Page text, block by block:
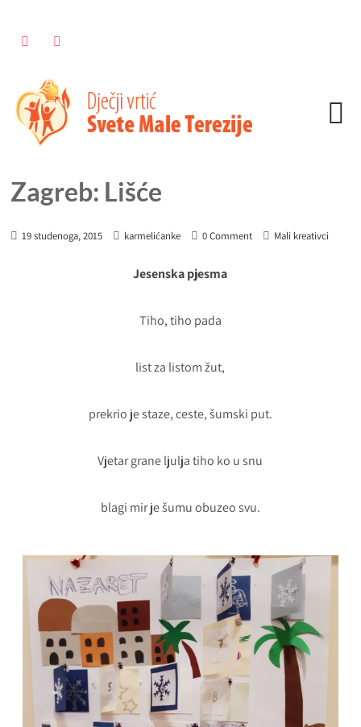
Zagreb: Lišće
19 studenoga, 2015 karmelićanke 0 Comment Mali kreativci
Jesenska pjesma
Tiho, tiho pada
list za listom žut,
prekrio je staze, ceste, šumski put.
Vjetar grane ljulja tiho ko u snu
blagi mir je šumu obuzeo svu.